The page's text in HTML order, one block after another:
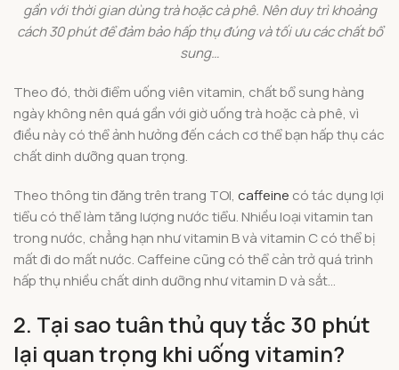
gần với thời gian dùng trà hoặc cà phê. Nên duy trì khoảng
cách 30 phút để đảm bảo hấp thụ đúng và tối ưu các chất bổ
sung…
Theo đó, thời điểm uống viên vitamin, chất bổ sung hàng
ngày không nên quá gần với giờ uống trà hoặc cà phê, vì
điều này có thể ảnh hưởng đến cách cơ thể bạn hấp thụ các
chất dinh dưỡng quan trọng.
Theo thông tin đăng trên trang TOI, caffeine có tác dụng lợi
tiểu có thể làm tăng lượng nước tiểu. Nhiều loại vitamin tan
trong nước, chẳng hạn như vitamin B và vitamin C có thể bị
mất đi do mất nước. Caffeine cũng có thể cản trở quá trình
hấp thụ nhiều chất dinh dưỡng như vitamin D và sắt…
2. Tại sao tuân thủ quy tắc 30 phút
lại quan trọng khi uống vitamin?